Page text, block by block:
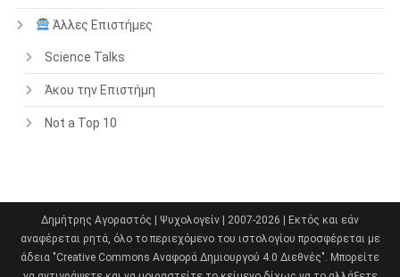
Άλλες Επιστήμες
Science Talks
Άκου την Επιστήμη
Not a Top 10
Δημήτρης Αγοραστός | Ψυχολογείν | 2007-2026 | Εκτός και εάν
αναφέρεται ρητά, όλο το περιεχόμενο του ιστολογίου προσφέρεται με
άδεια "Creative Commons Αναφορά Δημιουργού 4.0 Διεθνές". Μπορείτε